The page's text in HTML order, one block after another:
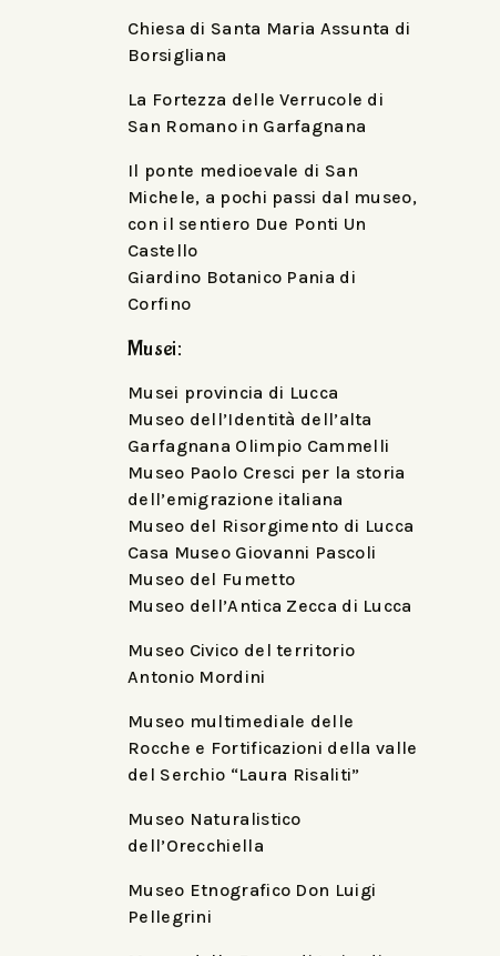
Chiesa di Santa Maria Assunta di
Borsigliana
La Fortezza delle Verrucole di
San Romano in Garfagnana
Il ponte medioevale di San
Michele, a pochi passi dal museo,
con il sentiero Due Ponti Un
Castello
Giardino Botanico Pania di
Corfino
Musei:
Musei provincia di Lucca
Museo dell’Identità dell’alta
Garfagnana Olimpio Cammelli
Museo Paolo Cresci per la storia
dell’emigrazione italiana
Museo del Risorgimento di Lucca
Casa Museo Giovanni Pascoli
Museo del Fumetto
Museo dell’Antica Zecca di Lucca
Museo Civico del territorio
Antonio Mordini
Museo multimediale delle
Rocche e Fortificazioni della valle
del Serchio “Laura Risaliti”
Museo Naturalistico
dell’Orecchiella
Museo Etnografico Don Luigi
Pellegrini